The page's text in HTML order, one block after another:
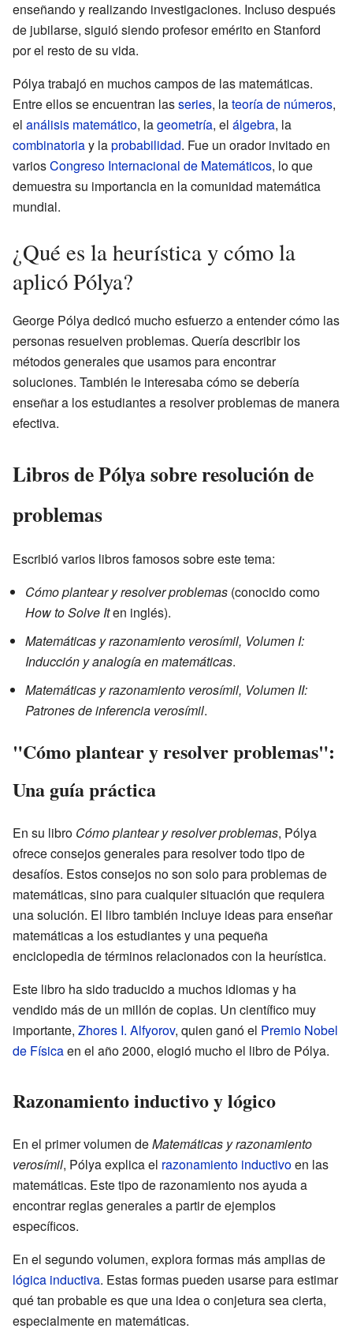
enseñando y realizando investigaciones. Incluso después
de jubilarse, siguió siendo profesor emérito en Stanford
por el resto de su vida.
Pólya trabajó en muchos campos de las matemáticas.
Entre ellos se encuentran lasseries, lateoría de números,
el análisis matemático, lageometría, el álgebra, la
combinatoriay laprobabilidad. Fue un orador invitado en
variosCongreso Internacional de Matemáticos, lo que
demuestra su importancia en la comunidad matemática
mundial.
¿Qué es la heurística y cómo la
aplicó Pólya?
George Pólya dedicó mucho esfuerzo a entender cómo las
personas resuelven problemas. Quería describir los
métodos generales que usamos para encontrar
soluciones. También le interesaba cómo se debería
enseñar a los estudiantes a resolver problemas de manera
efectiva.
Libros de Pólya sobre resolución de
problemas
Escribió varios libros famosos sobre este tema:
Cómo plantear y resolver problemas (conocido como
How to Solve Iten inglés).
Matemáticas y razonamiento verosímil, Volumen I:
Inducción y analogía en matemáticas.
Matemáticas y razonamiento verosímil, Volumen II:
Patrones de inferencia verosímil.
"Cómo plantear y resolver problemas":
Una guía práctica
En su libro Cómo plantear y resolver problemas, Pólya
ofrece consejos generales para resolver todo tipo de
desafíos. Estos consejos no son solo para problemas de
matemáticas, sino para cualquier situación que requiera
una solución. El libro también incluye ideas para enseñar
matemáticas a los estudiantes y una pequeña
enciclopedia de términos relacionados con la heurística.
Este libro ha sido traducido a muchos idiomas y ha
vendido más de un millón de copias. Un científico muy
importante, Zhores I. Alfyorov, quien ganó el Premio Nobel
de Físicaen el año 2000, elogió mucho el libro de Pólya.
Razonamiento inductivo y lógico
En el primer volumen deMatemáticas y razonamiento
verosímil, Pólya explica el razonamiento inductivoen las
matemáticas. Este tipo de razonamiento nos ayuda a
encontrar reglas generales a partir de ejemplos
específicos.
En el segundo volumen, explora formas más amplias de
lógica inductiva. Estas formas pueden usarse para estimar
qué tan probable es que una idea o conjetura sea cierta,
especialmente en matemáticas.